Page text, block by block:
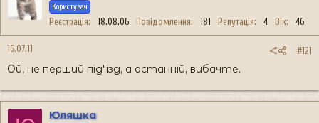
м
и
о
р
е
я
Користувач
Реєстрація 18.08.06 Повідомлення 181 Репутація 4 Вік 46
16.07.11 #121
Ой, не перший під"їзд, а останній, вибачте.
Юляшка